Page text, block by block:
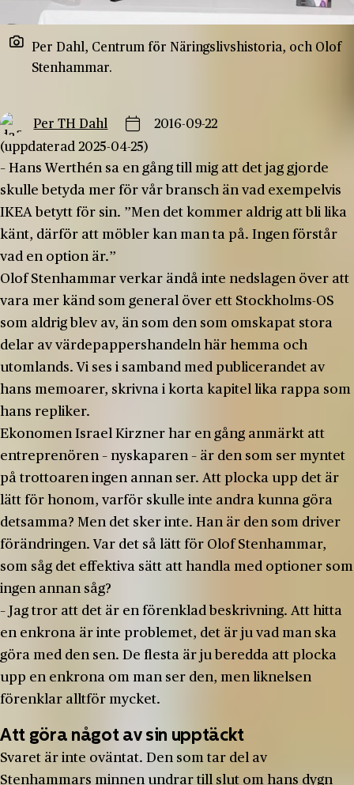
Per Dahl, Centrum för Näringslivshistoria, och Olof
Stenhammar.
Per TH Dahl
2016-09-22
(uppdaterad 2025-04-25)
– Hans Werthén sa en gång till mig att det jag gjorde
skulle betyda mer för vår bransch än vad exempelvis
IKEA betytt för sin. ”Men det kommer aldrig att bli lika
känt, därför att möbler kan man ta på. Ingen förstår
vad en option är.”
Olof Stenhammar verkar ändå inte nedslagen över att
vara mer känd som general över ett Stockholms-OS
som aldrig blev av, än som den som omskapat stora
delar av värdepappershandeln här hemma och
utomlands. Vi ses i samband med publicerandet av
hans memoarer, skrivna i korta kapitel lika rappa som
hans repliker.
Ekonomen Israel Kirzner har en gång anmärkt att
entreprenören – nyskaparen – är den som ser myntet
på trottoaren ingen annan ser. Att plocka upp det är
lätt för honom, varför skulle inte andra kunna göra
detsamma? Men det sker inte. Han är den som driver
förändringen. Var det så lätt för Olof Stenhammar,
som såg det effektiva sätt att handla med optioner som
ingen annan såg?
– Jag tror att det är en förenklad beskrivning. Att hitta
en enkrona är inte problemet, det är ju vad man ska
göra med den sen. De flesta är ju beredda att plocka
upp en enkrona om man ser den, men liknelsen
förenklar alltför mycket.
Att göra något av sin upptäckt
Svaret är inte oväntat. Den som tar del av
Stenhammars minnen undrar till slut om hans dygn